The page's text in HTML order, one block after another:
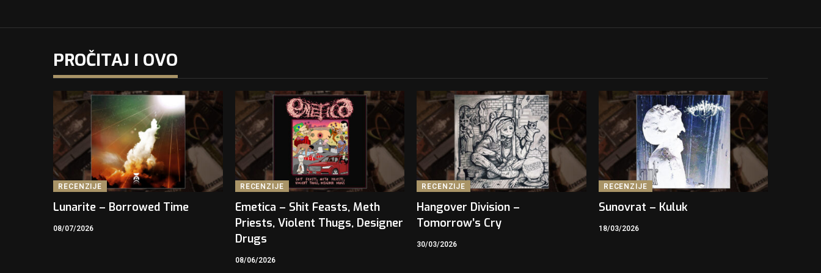
PROČITAJ I OVO
RECENZIJE
Lunarite – Borrowed Time
08/07/2026
RECENZIJE
Emetica – Shit Feasts, Meth
Priests, Violent Thugs, Designer
Drugs
08/06/2026
RECENZIJE
Hangover Division –
Tomorrow’s Cry
30/03/2026
RECENZIJE
Sunovrat – Kuluk
18/03/2026